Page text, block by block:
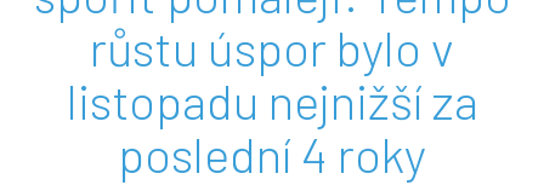
růstu úspor bylo v
listopadu nejnižší za
poslední 4 roky